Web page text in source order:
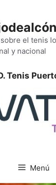
el tenis
y nacional
Tenis
Menú